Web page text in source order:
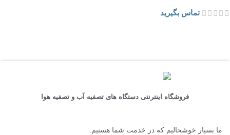
تماس بگیرید
فروشگاه اینترنتی دستگاه های تصفیه آب و تصفیه هوا
ما بسیار خوشحالیم که در خدمت شما هستیم.